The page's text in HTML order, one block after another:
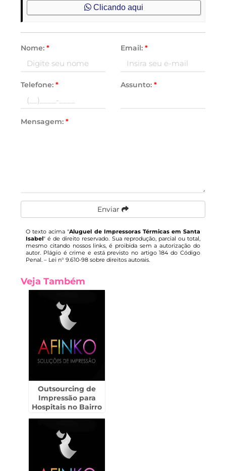
Clicando aqui
Nome:* Email: *
Telefone:* Assunto: *
Mensagem:*
Enviar
O texto acima "Aluguel de Impressoras Térmicas em Santa
Isabel" é de direito reservado. Sua reprodução, parcial ou total,
mesmo citando nossos links, é proibida sem a autorização do
autor. Plágio é crime e está previsto no artigo 184 do Código
Penal. – Lei n° 9.610-98 sobre direitos autorais.
Veja Também
Outsourcing de
Impressão para
Hospitais no Bairro